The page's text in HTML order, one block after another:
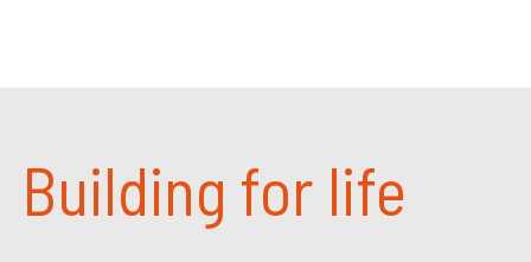
Building for life